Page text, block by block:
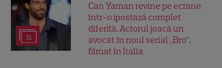
31
Can Yaman revine pe ecrane
într-o ipostază complet
diferită. Actorul joacă un
avocat în noul serial „Bro”,
filmat în Italia